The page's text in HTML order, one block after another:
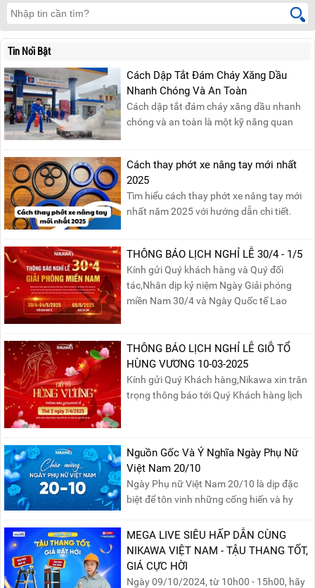
Tin Nổi Bật
Cách Dập Tắt Đám Cháy Xăng Dầu
Nhanh Chóng Và An Toàn
Cách dập tắt đám cháy xăng dầu nhanh
chóng và an toàn là một kỹ năng quan
cháy xăng dầu rất dễ lan rộng và gây thiệt
hại nghiêm trọng nếu không được xử lý kịp
thời. Vì vậy, việc hiểu rõ các phương pháp
dập tắt...
Cách thay phớt xe nâng tay mới nhất
2025
Tìm hiểu cách thay phớt xe nâng tay mới
nhất năm 2025 với hướng dẫn chi tiết.
phớt đúng cách, giúp xe nâng hoạt động
hiệu quả và bền lâu!
THÔNG BÁO LỊCH NGHỈ LỄ 30/4 - 1/5
Kính gửi Quý khách hàng và Quý đối
tác,Nhân dịp kỷ niệm Ngày Giải phóng
miền Nam 30/4 và Ngày Quốc tế Lao
báo lịch nghỉ lễ như sau:Thời gian nghỉ: Từ
Thứ Ba, ngày 29/04/2025 đến hết Chủ
Nhật, ngày 04/05/2025.T...
THÔNG BÁO LỊCH NGHỈ LỄ GIỖ TỔ
HÙNG VƯƠNG 10-03-2025
Kính gửi Quý Khách hàng,Nikawa xin trân
trọng thông báo tới Quý Khách hàng lịch
07/04/2025, nhằm ngày Giỗ Tổ Hùng
Vương – dịp để tưởng nhớ công ơn dựng
nước của các Vua Hùng....
Nguồn Gốc Và Ý Nghĩa Ngày Phụ Nữ
Việt Nam 20/10
Ngày Phụ nữ Việt Nam 20/10 là dịp đặc
biệt để tôn vinh những cống hiến và hy
Khởi nguồn từ sự ra đời của Hội Phụ nữ
phản đế Việt Nam vào năm 1930, ngày
này không chỉ ghi nhận vai trò quan trọng
của phụ nữ ...
MEGA LIVE SIÊU HẤP DẪN CÙNG
NIKAWA VIỆT NAM - TẬU THANG TỐT,
GIÁ CỰC HỜI
Ngày 09/10/2024, từ 10h00 - 15h00, hãy